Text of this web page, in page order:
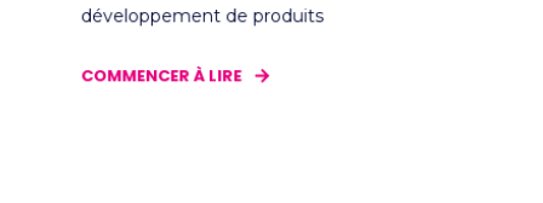
développement de produits
COMMENCER À LIRE